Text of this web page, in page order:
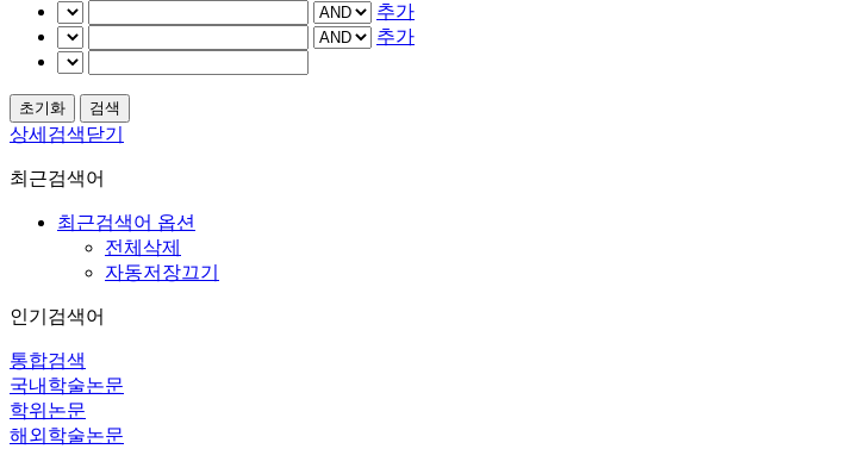
추가
추가
상세검색닫기
최근검색어
최근검색어 옵션
전체삭제
자동저장끄기
인기검색어
통합검색
국내학술논문
학위논문
해외학술논문